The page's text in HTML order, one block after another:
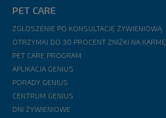
PET CARE
ZGŁOSZENIE PO KONSULTACJĘ ŻYWIENIOWĄ
OTRZYMAJ DO 30 PROCENT ZNIŻKI NA KARMĘ
PET CARE PROGRAM
APLIKACJA GENIUS
PORADY GENIUS
CENTRUM GENIUS
DNI ŻYWIENIOWE